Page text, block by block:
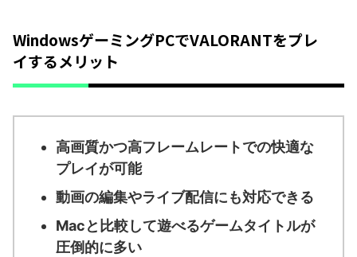
WindowsゲーミングPCでVALORANTをプレ
イするメリット
高画質かつ高フレームレートでの快適な
プレイが可能
動画の編集やライブ配信にも対応できる
Macと比較して遊べるゲームタイトルが
圧倒的に多い